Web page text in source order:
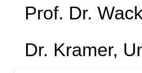
Prof. Dr.
Dr. Kramer,